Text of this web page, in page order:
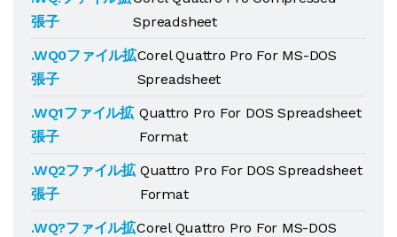
張子
Spreadsheet
.WQ0ファイル拡
張子
Corel Quattro Pro For MS-DOS
Spreadsheet
.WQ1ファイル拡
張子
Quattro Pro For DOS Spreadsheet
Format
.WQ2ファイル拡
張子
Quattro Pro For DOS Spreadsheet
Format
.WQ?ファイル拡Corel Quattro Pro For MS-DOS